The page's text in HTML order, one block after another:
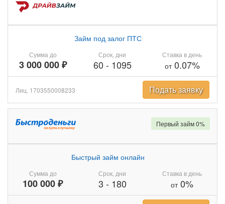
Сумма до
3 000 000 ₽
Займ под залог ПТС
Срок, дни
60 - 1095
Ставка в день
от0.07%
Лиц. 1703550008233 Подать заявку
Сумма до
100 000 ₽
Быстрый займ онлайн
Срок, дни
3 - 180
Ставка в день
от0%
Первый займ 0%